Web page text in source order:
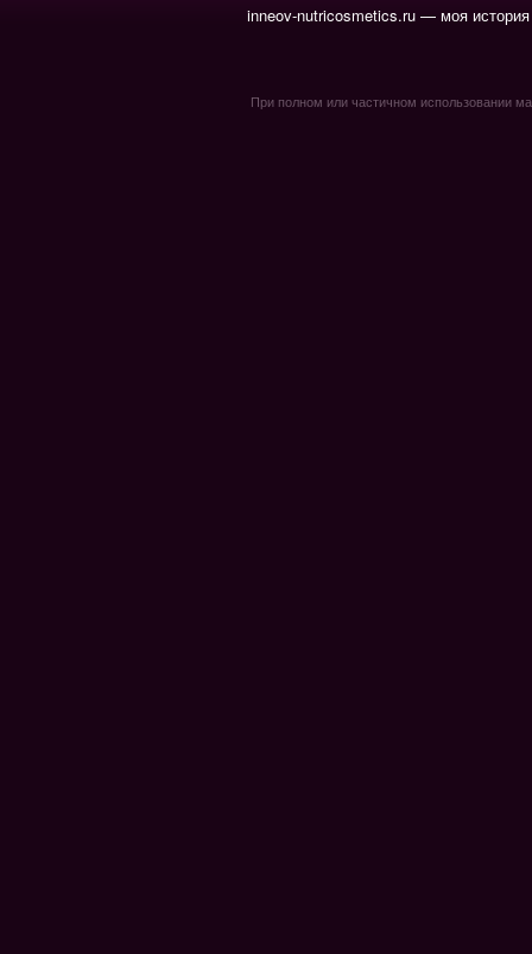
inneov-nutricosmetics.ru — моя
При полном или частичном использовании